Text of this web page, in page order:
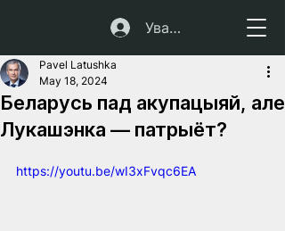
Увайсці
Беларусь пад акупацыяй, але
Лукашэнка — патрыёт?
Pavel Latushka
May 18, 2024
https://youtu.be/wI3xFvqc6EA